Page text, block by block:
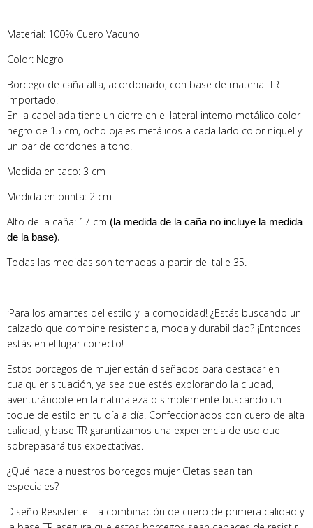
Material: 100% Cuero Vacuno
Color: Negro
Borcego de caña alta, acordonado, con base de material TR
importado.
En la capellada tiene un cierre en el lateral interno metálico color
negro de 15 cm, ocho ojales metálicos a cada lado color níquel y
un par de cordones a tono.
Medida en taco: 3 cm
Medida en punta: 2 cm
Alto de la caña: 17 cm (la medida de la caña no incluye la medida
de la base).
Todas las medidas son tomadas a partir del talle 35.
¡Para los amantes del estilo y la comodidad! ¿Estás buscando un
calzado que combine resistencia, moda y durabilidad? ¡Entonces
estás en el lugar correcto!
Estos borcegos de mujer están diseñados para destacar en
cualquier situación, ya sea que estés explorando la ciudad,
aventurándote en la naturaleza o simplemente buscando un
toque de estilo en tu día a día. Confeccionados con cuero de alta
calidad, y base TR garantizamos una experiencia de uso que
sobrepasará tus expectativas.
¿Qué hace a nuestros borcegos mujer Cletas sean tan
especiales?
Diseño Resistente: La combinación de cuero de primera calidad y